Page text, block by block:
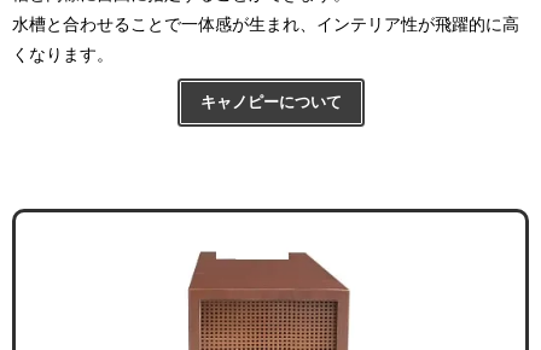
水槽と合わせることで一体感が生まれ、インテリア性が飛躍的に高
くなります。
キャノピーについて